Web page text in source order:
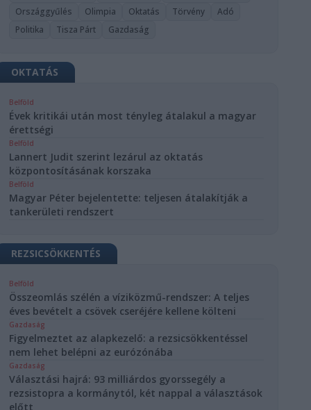
Országgyűlés
Olimpia Oktatás Törvény
Adó
Politika
Tisza Párt Gazdaság
OKTATÁS
Belföld
Évek kritikái után most tényleg átalakul a magyar
érettségi
Belföld
Lannert Judit szerint lezárul az oktatás
központosításának korszaka
Belföld
Magyar Péter bejelentette: teljesen átalakítják a
tankerületi rendszert
REZSICSÖKKENTÉS
Belföld
Összeomlás szélén a víziközmű-rendszer: A teljes
éves bevételt a csövek cseréjére kellene költeni
Gazdaság
Figyelmeztet az alapkezelő: a rezsicsökkentéssel
nem lehet belépni az eurózónába
Gazdaság
Választási hajrá: 93 milliárdos gyorssegély a
rezsistopra a kormánytól, két nappal a választások
előtt